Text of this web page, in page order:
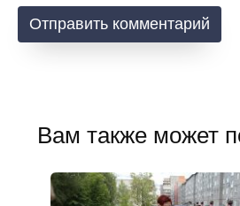
Вам также может